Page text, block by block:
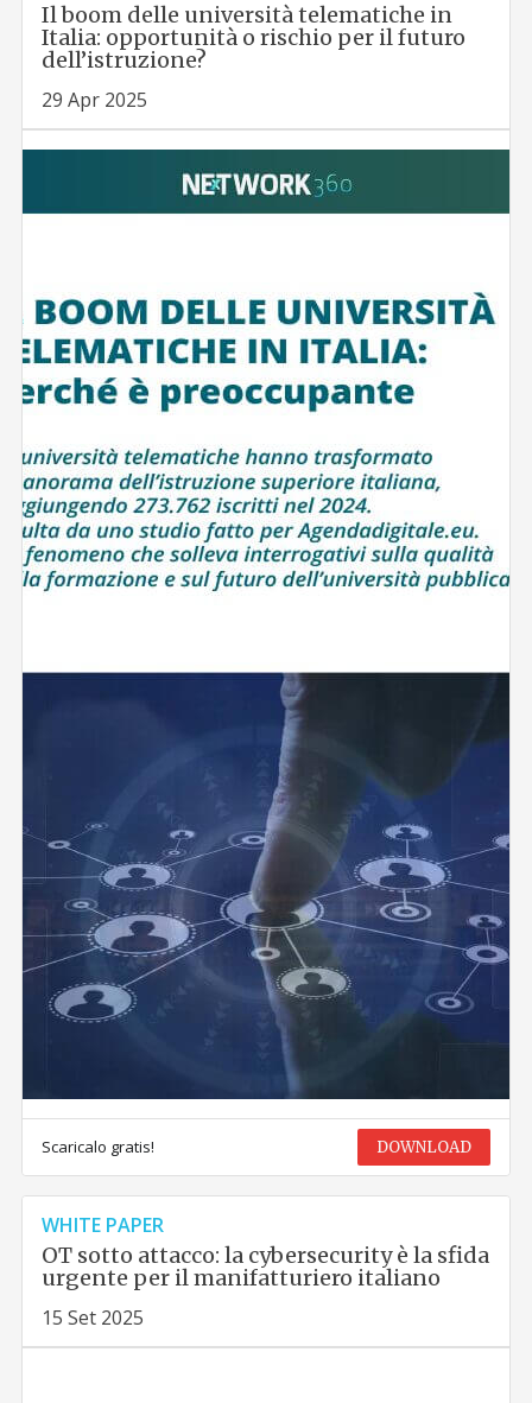
Il boom delle università telematiche in
Italia: opportunità o rischio per il futuro
dell’istruzione?
29 Apr 2025
Scaricalo gratis! DOWNLOAD
WHITE PAPER
OT sotto attacco: la cybersecurity è la sfida
urgente per il manifatturiero italiano
15 Set 2025